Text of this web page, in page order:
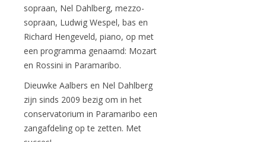
sopraan, Nel Dahlberg, mezzo-
sopraan, Ludwig Wespel, bas en
Richard Hengeveld, piano, op met
een programma genaamd: Mozart
en Rossini in Paramaribo.
Dieuwke Aalbers en Nel Dahlberg
zijn sinds 2009 bezig om in het
conservatorium in Paramaribo een
zangafdeling op te zetten. Met